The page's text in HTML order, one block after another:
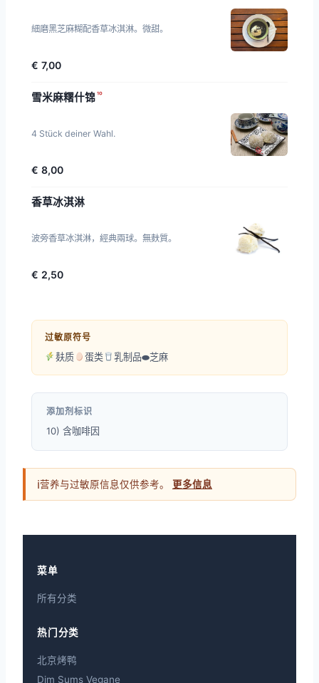
細磨黑芝麻糊配香草冰淇淋。微甜。
€ 7,00
雪米麻糬什锦¹⁰
4 Stück deiner Wahl.
€ 8,00
香草冰淇淋
波旁香草冰淇淋，經典兩球。無麩質。
€ 2,50
过敏原符号
麸质 蛋类 乳制品⬬芝麻
添加剂标识
10) 含咖啡因
ℹ营养与过敏原信息仅供参考。 更多信息
菜单
所有分类
热门分类
北京烤鸭
Dim Sums Vegane